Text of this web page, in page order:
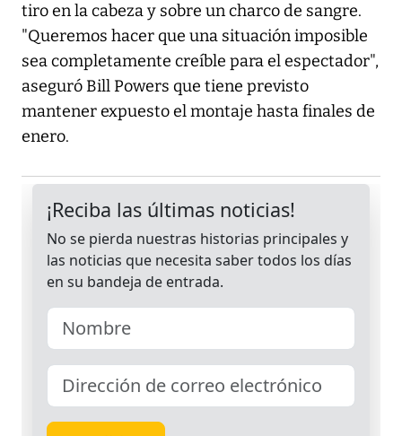
tiro en la cabeza y sobre un charco de sangre.
"Queremos hacer que una situación imposible
sea completamente creíble para el espectador",
aseguró Bill Powers que tiene previsto
mantener expuesto el montaje hasta finales de
enero.